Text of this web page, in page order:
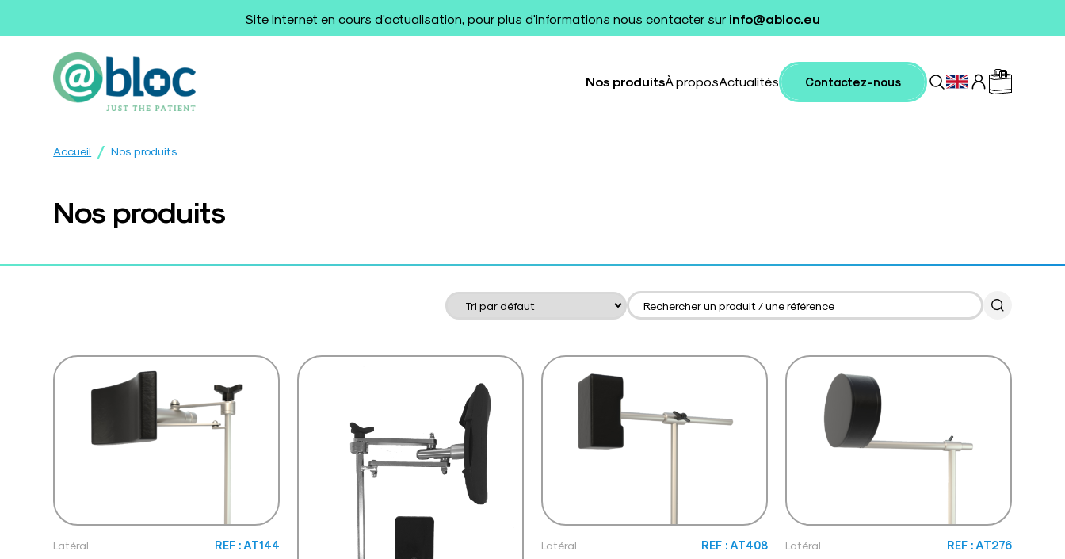
Site Internet en cours d'actualisation, pour plus d'informations nous contacter sur info@abloc.eu
Nos produitsÀ proposActualités Contactez-nous
Accueil / Nos produits
Nos produits
Latéral REF : AT144 Latéral REF : AT408 Latéral REF : AT276